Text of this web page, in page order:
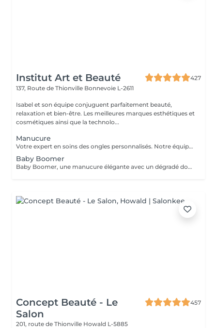
Institut Art et Beauté
427
137, Route de Thionville Bonnevoie L-2611
Isabel et son équipe conjuguent parfaitement beauté,
relaxation et bien-être. Les meilleures marques esthétiques et
cosmétiques ainsi que la technolo...
Manucure
Votre expert en soins des ongles personnalisés. Notre équipe de prothésistes ongulaires diplômées vous offre une gamme complète de services pour des ongles magnifiques et durables. Expertise et Professionnalisme : Prothésistes qualifiées et expérimentées : o Isabel, o Francesca, o Fatima, o Deborah, o Patricia, o Mirza, Des produits de haute qualité, aux couleurs variées pour des résultats éclatants et durables. Garantie de beauté et santé de vos ongles. Services adaptés à vos goûts et votre personnalité Capsules pour allonger rapidement vos ongles. Rallongement en Gel : Pour un résultat naturel et durable. Remplissage toute les 3 a 4 semaines pour comble la repousse et préserve l'intégrité de la pose initiale. Manucure Soins et esthétisme pour des ongles en pleine santé et élégants. Nos Techniques Manucure Combinée : Soins complets et embellissement. Vernis Semi-Permanent : Couleur durable sans pose de gel. Chablon ou Capsules : Pose traditionnelle ou look naturel.
Baby Boomer
Baby Boomer, une manucure élégante avec un dégradé doux allant d'un nude naturel à un blanc éclatant. Ce style chic est parfait pour toutes les occasions. Sublimez vos ongles avec cette tendance incontournable ! Réservez dès maintenant pour profiter d'un look sophistiqué. Ne manquez pas l'ocasion de briller !
Concept Beauté - Le
Salon
457
201, route de Thionville Howald L-5885